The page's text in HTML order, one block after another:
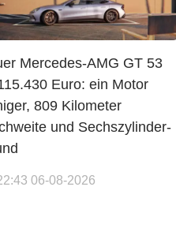
Mercedes-AMG GT 53
Euro: ein Motor
809 Kilometer
und Sechszylinder-
06-08-2026